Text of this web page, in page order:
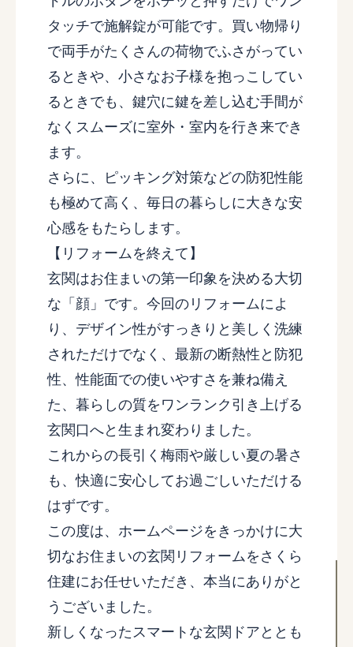
タッチで施解錠が可能です。買い物帰り
で両手がたくさんの荷物でふさがってい
るときや、小さなお子様を抱っこしてい
るときでも、鍵穴に鍵を差し込む手間が
なくスムーズに室外・室内を行き来でき
ます。
さらに、ピッキング対策などの防犯性能
も極めて高く、毎日の暮らしに大きな安
心感をもたらします。
【リフォームを終えて】
玄関はお住まいの第一印象を決める大切
な「顔」です。今回のリフォームによ
り、デザイン性がすっきりと美しく洗練
されただけでなく、最新の断熱性と防犯
性、性能面での使いやすさを兼ね備え
た、暮らしの質をワンランク引き上げる
玄関口へと生まれ変わりました。
これからの長引く梅雨や厳しい夏の暑さ
も、快適に安心してお過ごしいただける
はずです。
この度は、ホームページをきっかけに大
切なお住まいの玄関リフォームをさくら
住建にお任せいただき、本当にありがと
うございました。
新しくなったスマートな玄関ドアととも